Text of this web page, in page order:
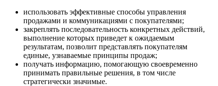
использовать эффективные способы управления
продажами и коммуникациями с покупателями;
закреплять последовательность конкретных действий,
выполнение которых приведет к ожидаемым
результатам, позволит представлять покупателям
единые, узнаваемые принципы продаж;
получать информацию, помогающую своевременно
принимать правильные решения, в том числе
стратегически значимые.